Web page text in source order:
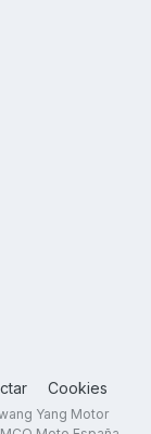
Cookies
Yang Motor